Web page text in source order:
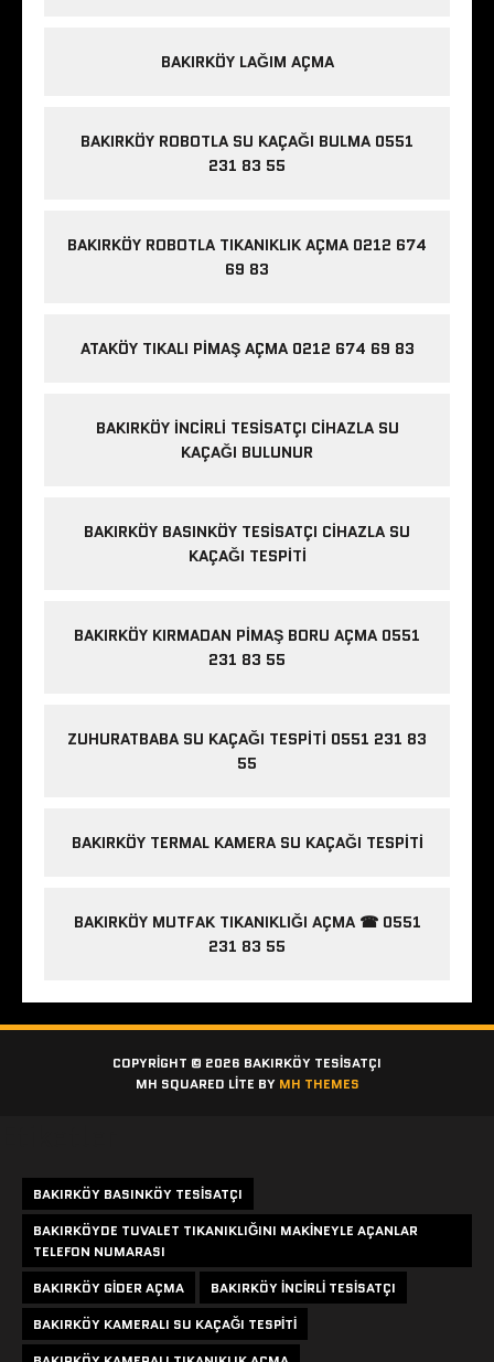
BAKIRKÖY LAĞIM AÇMA
BAKIRKÖY ROBOTLA SU KAÇAĞI BULMA 0551
231 83 55
BAKIRKÖY ROBOTLA TIKANIKLIK AÇMA 0212 674
69 83
ATAKÖY TIKALI PIMAŞ AÇMA 0212 674 69 83
BAKIRKÖY İNCIRLI TESISATÇI CIHAZLA SU
KAÇAĞI BULUNUR
BAKIRKÖY BASINKÖY TESISATÇI CIHAZLA SU
KAÇAĞI TESPITI
BAKIRKÖY KIRMADAN PIMAŞ BORU AÇMA 0551
231 83 55
ZUHURATBABA SU KAÇAĞI TESPITI 0551 231 83
55
BAKIRKÖY TERMAL KAMERA SU KAÇAĞI TESPITI
BAKIRKÖY MUTFAK TIKANIKLIĞI AÇMA ☎ 0551
231 83 55
COPYRIGHT © 2026 BAKIRKÖY TESISATÇI
MH SQUARED LITE BY MH THEMES
BAKIRKÖY BASINKÖY TESISATÇI
BAKIRKÖYDE TUVALET TIKANIKLIĞINI MAKINEYLE AÇANLAR
TELEFON NUMARASI
BAKIRKÖY GIDER AÇMA
BAKIRKÖY INCIRLI TESISATÇI
BAKIRKÖY KAMERALI SU KAÇAĞI TESPITI